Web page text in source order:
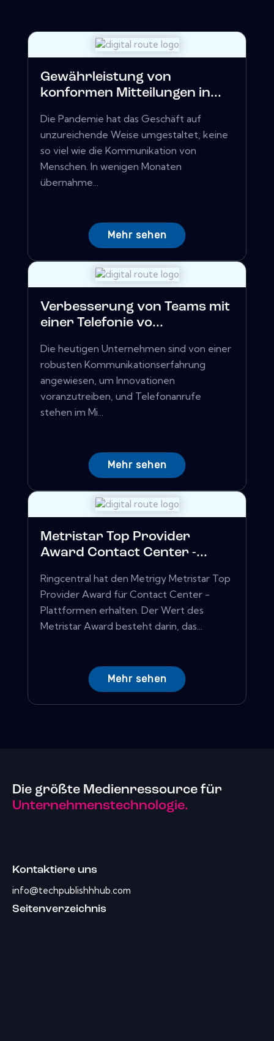
Gewährleistung von
konformen Mitteilungen in...
Die Pandemie hat das Geschäft auf
unzureichende Weise umgestaltet, keine
so viel wie die Kommunikation von
Menschen. In wenigen Monaten
übernahme...
Mehr sehen
Verbesserung von Teams mit
einer Telefonie vo...
Die heutigen Unternehmen sind von einer
robusten Kommunikationserfahrung
angewiesen, um Innovationen
voranzutreiben, und Telefonanrufe
stehen im Mi...
Mehr sehen
Metristar Top Provider
Award Contact Center -...
Ringcentral hat den Metrigy Metristar Top
Provider Award für Contact Center -
Plattformen erhalten. Der Wert des
Metristar Award besteht darin, das...
Mehr sehen
Die größte Medienressource für
Unternehmenstechnologie.
Kontaktiere uns
info@techpublishhhub.com
Seitenverzeichnis